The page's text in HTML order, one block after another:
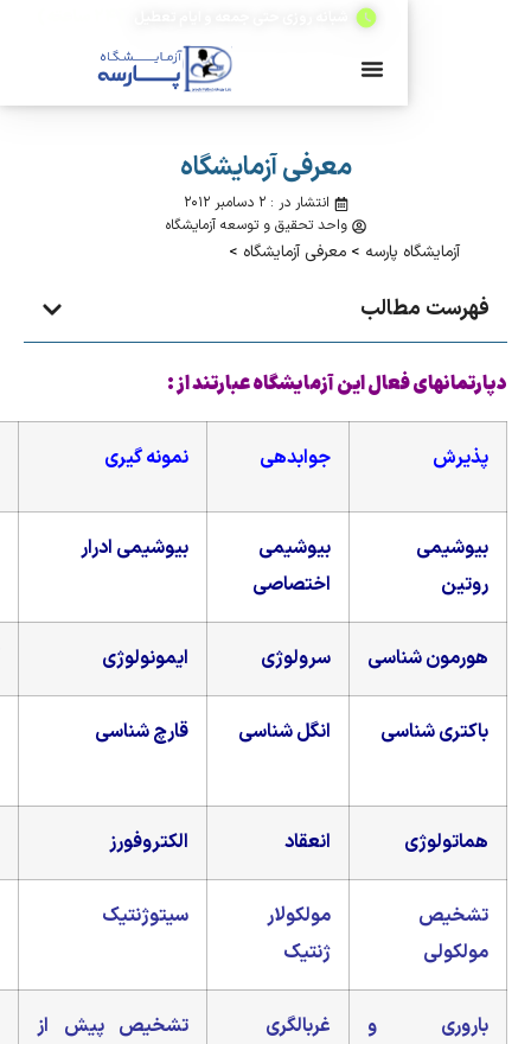
شبانه روزی حتی جمعه و ایام تعطیل
معرفی آزمایشگاه
واحد تحقیق و توسعه آزمایشگاه
معرفی آزمایشگاه >
این آزمایشگاه عبارتند از :
جوابدهی نمونه گیری صندوق
بیوشیمی
اختصاصی
بیوشیمی ادرار سم شناسی
سرولوژی ایمونولوژی آلرژی شناسی
انگل شناسی قارچ شناسی
ویروس
انعقاد الکتروفورز فلوسیتومتری
مولکولار
ژنتیک
سیتوژنتیک NGS
غربالگری
تشخیص پیش از
مشاوره